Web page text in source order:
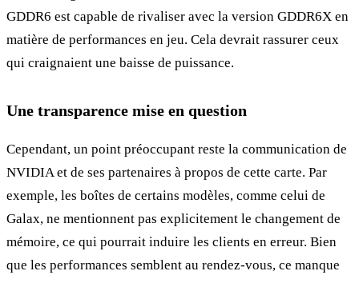
GDDR6 est capable de rivaliser avec la version GDDR6X en
matière de performances en jeu. Cela devrait rassurer ceux
qui craignaient une baisse de puissance.
Une transparence mise en question
Cependant, un point préoccupant reste la communication de
NVIDIA et de ses partenaires à propos de cette carte. Par
exemple, les boîtes de certains modèles, comme celui de
Galax, ne mentionnent pas explicitement le changement de
mémoire, ce qui pourrait induire les clients en erreur. Bien
que les performances semblent au rendez-vous, ce manque